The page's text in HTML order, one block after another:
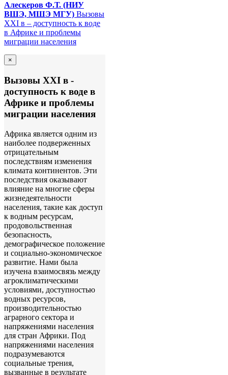
Алескеров Ф.Т. (НИУ
ВШЭ, МШЭ МГУ) Вызовы
XXI в – доступность к воде
в Африке и проблемы
миграции населения
×
Вызовы XXI в -
доступность к воде в
Африке и проблемы
миграции населения
Африка является одним из
наиболее подверженных
отрицательным
последствиям изменения
климата континентов. Эти
последствия оказывают
влияние на многие сферы
жизнедеятельности
населения, такие как доступ
к водным ресурсам,
продовольственная
безопасность,
демографическое положение
и социально-экономическое
развитие. Нами была
изучена взаимосвязь между
агроклиматическими
условиями, доступностью
водных ресурсов,
производительностью
аграрного сектора и
напряжениями населения
для стран Африки. Под
напряжениями населения
подразумеваются
социальные трения,
вызванные в результате